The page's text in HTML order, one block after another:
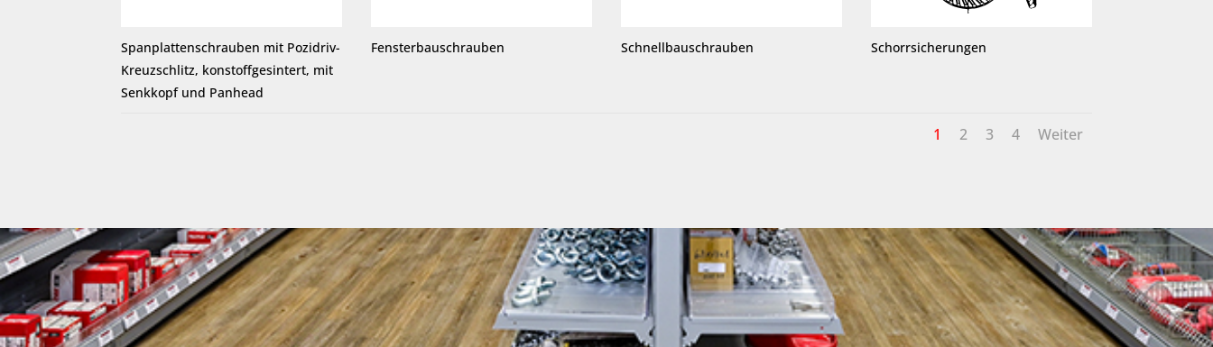
Spanplattenschrauben mit Pozidriv-
Kreuzschlitz, konstoffgesintert, mit
Senkkopf und Panhead
Fensterbauschrauben Schnellbauschrauben Schorrsicherungen
1 2 3 4 Weiter